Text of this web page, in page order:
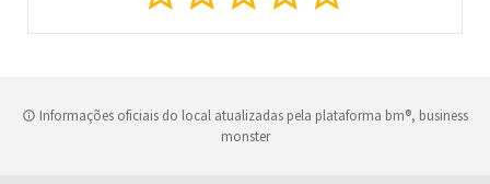
Informações oficiais do local atualizadas pela plataforma bm®, business
monster